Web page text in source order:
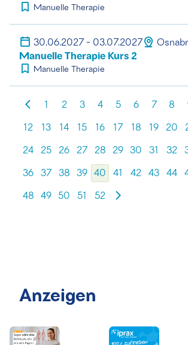
Manuelle Therapie
30.06.2027 - 03.07.2027
Manuelle Therapie Kurs 2
Manuelle Therapie
1 2 3 4 5 6 7 8
12 13 14 15 16 17 18 19 20
24 25 26 27 28 29 30 31 32
36 37 38 39 40 41 42 43 44
48 49 50 51 52
Anzeigen